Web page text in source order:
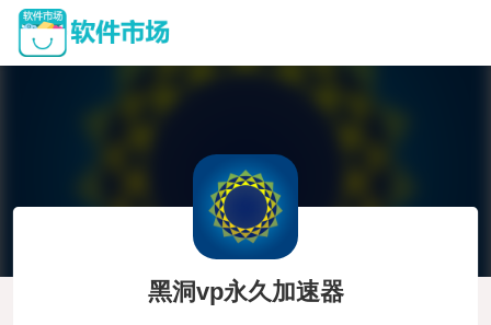
黑洞vp永久加速器